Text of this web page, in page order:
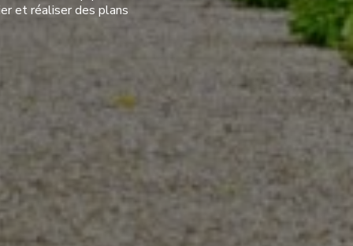
et réaliser des plans